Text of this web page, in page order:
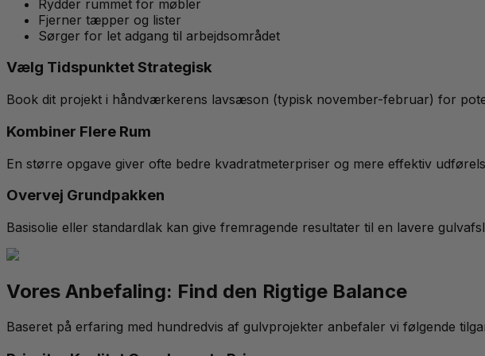
Rydder rummet for møbler
Fjerner tæpper og lister
Sørger for let adgang til arbejdsområdet
Vælg Tidspunktet Strategisk
Book dit projekt i håndværkerens lavsæson (typisk november-februar) for
Kombiner Flere Rum
En større opgave giver ofte bedre kvadratmeterpriser og mere effektiv
Overvej Grundpakken
Basisolie eller standardlak kan give fremragende resultater til en lavere
Vores Anbefaling: Find den Rigtige Balance
Baseret på erfaring med hundredvis af gulvprojekter anbefaler vi følgende